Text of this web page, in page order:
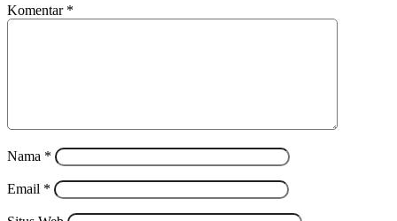
Komentar *
Nama *
Email *